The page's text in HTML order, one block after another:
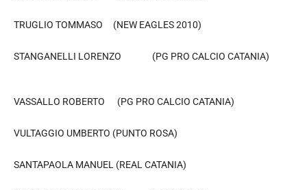
TRUGLIO TOMMASO (NEW EAGLES 2010)
STANGANELLI LORENZO (PG PRO CALCIO CATANIA)
VASSALLO ROBERTO (PG PRO CALCIO CATANIA)
VULTAGGIO UMBERTO (PUNTO ROSA)
SANTAPAOLA MANUEL (REAL CATANIA)